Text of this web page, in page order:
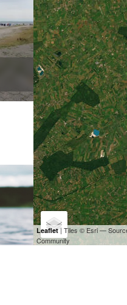
5.0
Leaflet| Tiles © Esri —
Community